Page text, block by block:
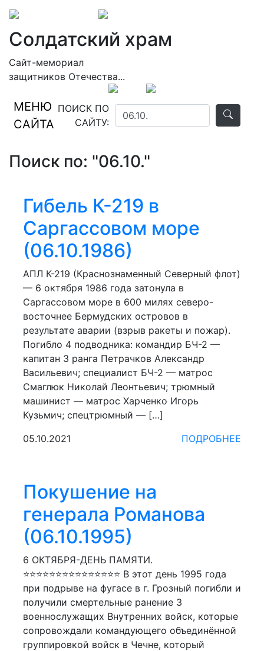
Солдатский храм
Сайт-мемориал
защитников Отечества...
МЕНЮ
САЙТА
ПОИСК ПО
САЙТУ:
Поиск по: "06.10."
Гибель К-219 в
Саргассовом море
(06.10.1986)
АПЛ К-219 (Краснознаменный Северный флот)
— 6 октября 1986 года затонула в
Саргассовом море в 600 милях северо-
восточнее Бермуд­ских островов в
результате аварии (взрыв ракеты и пожар).
Погибло 4 подводника: командир БЧ-2 —
капитан 3 ранга Петрачков Александр
Васильевич; специалист БЧ-2 — матрос
Смаглюк Николай Леонтьевич; трюмный
машинист — матрос Харченко Игорь
Кузьмич; спецтрюмный — […]
05.10.2021
ПОДРОБНЕЕ
Покушение на
генерала Романова
(06.10.1995)
6 ОКТЯБРЯ-ДЕНЬ ПАМЯТИ.
⭐⭐⭐⭐⭐⭐⭐⭐⭐⭐⭐⭐⭐⭐⭐ В этот день 1995 года
при подрыве на фугасе в г. Грозный погибли и
получили смертельные ранение 3
военнослужащих Внутренних войск, которые
сопровождали командующего объединённой
группировкой войск в Чечне, который